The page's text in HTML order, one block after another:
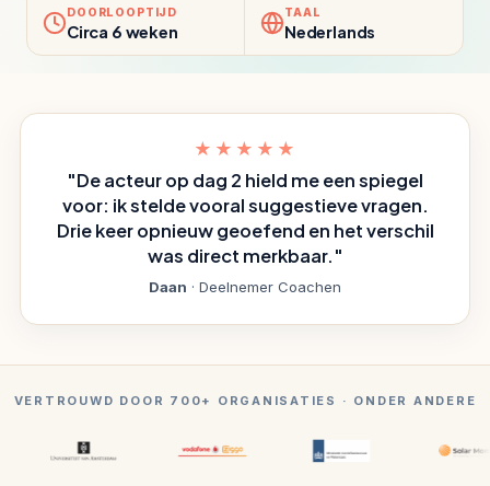
DOORLOOPTIJD
Circa 6 weken
TAAL
Nederlands
★★★★★
"De acteur op dag 2 hield me een spiegel
voor: ik stelde vooral suggestieve vragen.
Drie keer opnieuw geoefend en het verschil
was direct merkbaar."
Daan · Deelnemer Coachen
VERTROUWD DOOR 700+ ORGANISATIES · ONDER ANDERE